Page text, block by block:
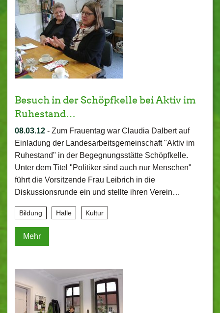
Besuch in der Schöpfkelle bei Aktiv im
Ruhestand…
08.03.12 - Zum Frauentag war Claudia Dalbert auf
Einladung der Landesarbeitsgemeinschaft "Aktiv im
Ruhestand" in der Begegnungsstätte Schöpfkelle.
Unter dem Titel "Politiker sind auch nur Menschen"
führt die Vorsitzende Frau Leibrich in die
Diskussionsrunde ein und stellte ihren Verein…
Bildung Halle Kultur
Mehr